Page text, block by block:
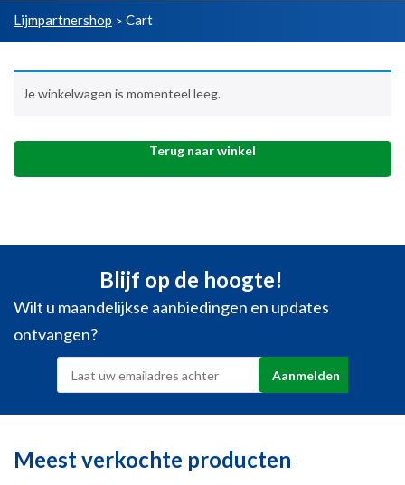
Lijmpartnershop > Cart
Je winkelwagen is momenteel leeg.
Terug naar winkel
Blijf op de hoogte!
Wilt u maandelijkse aanbiedingen en updates
ontvangen?
Meest verkochte producten